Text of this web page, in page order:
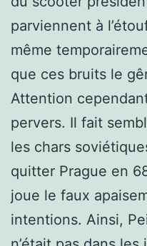
parviennent à
même
que ces bruits le
Attention
pervers. Il fait
les chars
quitter Prague en
joue le faux
intentions. Ainsi,